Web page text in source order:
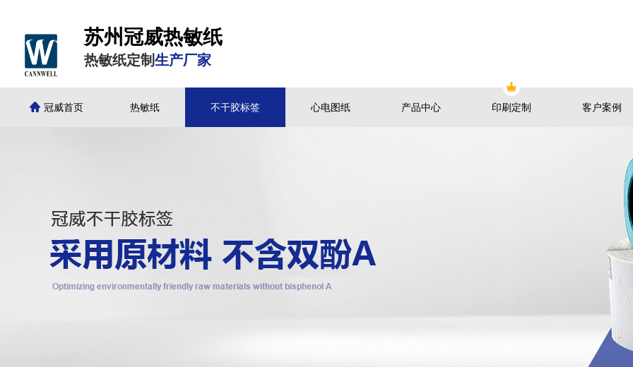
苏州冠威热敏纸
热敏纸定制生产厂家
冠威首页 热敏纸 不干胶标签 心电图纸 产品中心 印刷定制 客户案例